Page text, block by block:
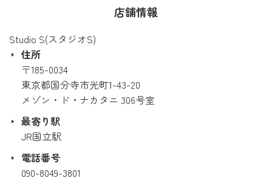
店舗情報
Studio S(スタジオS)
住所
〒185-0034
東京都国分寺市光町1-43-20
メゾン・ド・ナカタニ 306号室
最寄り駅
JR国立駅
電話番号
090-8049-3801